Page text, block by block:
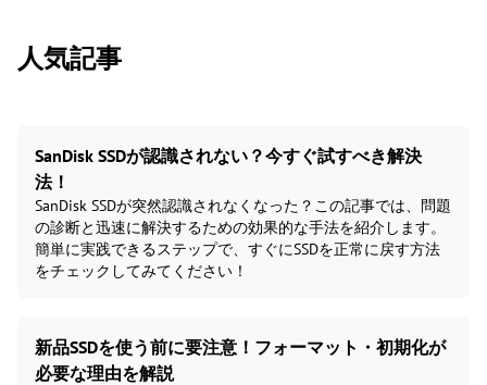
人気記事
SanDisk SSDが認識されない？今すぐ試すべき解決
法！
SanDisk SSDが突然認識されなくなった？この記事では、問題
の診断と迅速に解決するための効果的な手法を紹介します。
簡単に実践できるステップで、すぐにSSDを正常に戻す方法
をチェックしてみてください！
新品SSDを使う前に要注意！フォーマット・初期化が
必要な理由を解説